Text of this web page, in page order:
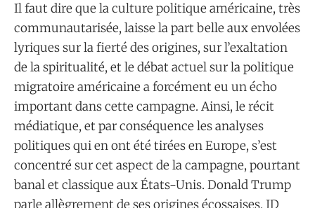
Il faut dire que la culture politique américaine, très
communautarisée, laisse la part belle aux envolées
lyriques sur la fierté des origines, sur l’exaltation
de la spiritualité, et le débat actuel sur la politique
migratoire américaine a forcément eu un écho
important dans cette campagne. Ainsi, le récit
médiatique, et par conséquence les analyses
politiques qui en ont été tirées en Europe, s’est
concentré sur cet aspect de la campagne, pourtant
banal et classique aux États-Unis. Donald Trump
parle allègrement de ses origines écossaises, JD